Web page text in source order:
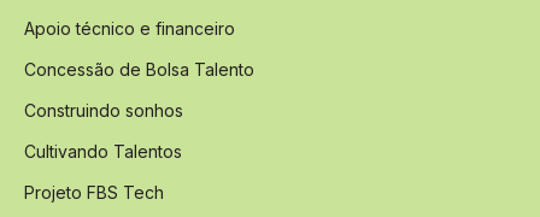
Apoio técnico e financeiro
Concessão de Bolsa Talento
Construindo sonhos
Cultivando Talentos
Projeto FBS Tech